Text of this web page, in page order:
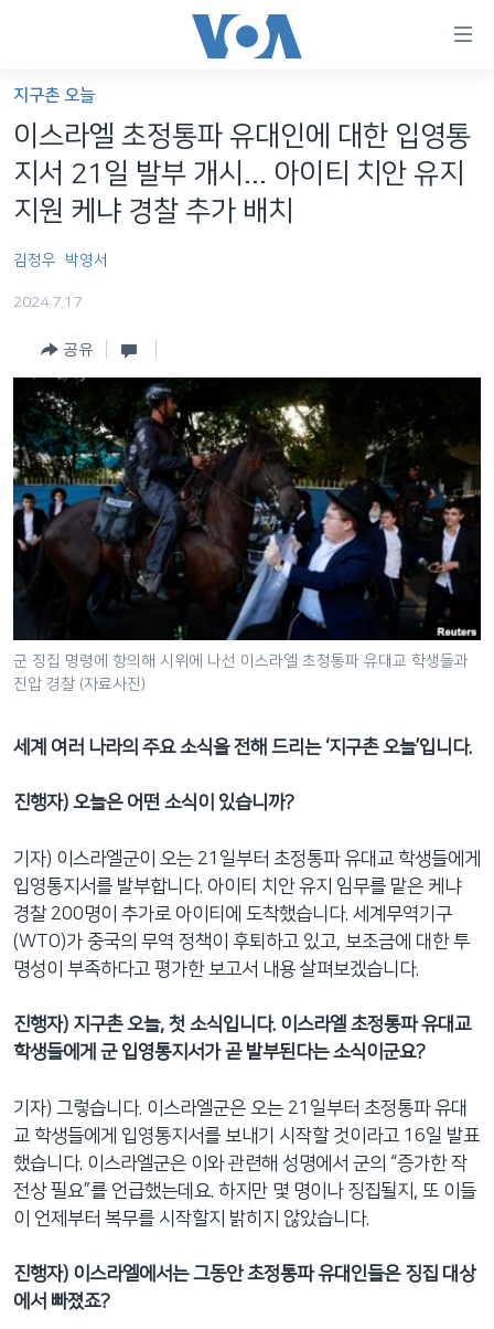
가
능
링
크
인
로
동
메
인
네
게
이
로
세계
VOD
FOLLOW US
언어 선택
지구촌 오늘
이스라엘 초정통파 유대인에 대한 입영통
지서 21일 발부 개시... 아이티 치안 유지
지원 케냐 경찰 추가 배치
김정우 박영서
2024.7.17
공유
군 징집 명령에 항의해 시위에 나선 이스라엘 초정통파 유대교 학생들과
진압 경찰 (자료사진)
세계 여러 나라의 주요 소식을 전해 드리는 ‘지구촌 오늘’입니다.
진행자) 오늘은 어떤 소식이 있습니까?
기자) 이스라엘군이 오는 21일부터 초정통파 유대교 학생들에게
입영통지서를 발부합니다. 아이티 치안 유지 임무를 맡은 케냐
경찰 200명이 추가로 아이티에 도착했습니다. 세계무역기구
(WTO)가 중국의 무역 정책이 후퇴하고 있고, 보조금에 대한 투
명성이 부족하다고 평가한 보고서 내용 살펴보겠습니다.
진행자) 지구촌 오늘, 첫 소식입니다. 이스라엘 초정통파 유대교
학생들에게 군 입영통지서가 곧 발부된다는 소식이군요?
기자) 그렇습니다. 이스라엘군은 오는 21일부터 초정통파 유대
교 학생들에게 입영통지서를 보내기 시작할 것이라고 16일 발표
했습니다. 이스라엘군은 이와 관련해 성명에서 군의 “증가한 작
전상 필요”를 언급했는데요. 하지만 몇 명이나 징집될지, 또 이들
이 언제부터 복무를 시작할지 밝히지 않았습니다.
진행자) 이스라엘에서는 그동안 초정통파 유대인들은 징집 대상
에서 빠졌죠?